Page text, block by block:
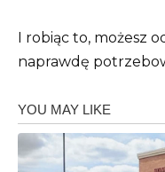
I robiąc to, możesz
naprawdę